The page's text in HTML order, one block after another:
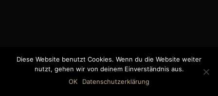
©2018 MWB – MOTORWAGEN BERNAU GMBH
Diese Website benutzt Cookies. Wenn du die Website weiter
nutzt, gehen wir von deinem Einverständnis aus.
OK
Datenschutzerklärung